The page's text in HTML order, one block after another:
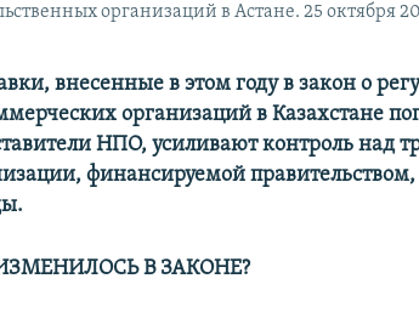
организаций в Астане. 25 октября
внесенные в этом году в закон о
организаций в Казахстане
НПО, усиливают контроль над
финансируемой
В ЗАКОНЕ?